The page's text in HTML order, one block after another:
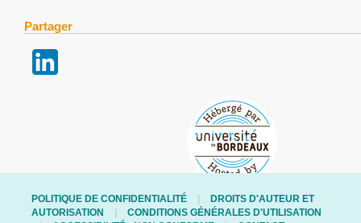
Partager
POLITIQUE DE CONFIDENTIALITÉ
DROITS D'AUTEUR ET
AUTORISATION
CONDITIONS GÉNÉRALES D'UTILISATION